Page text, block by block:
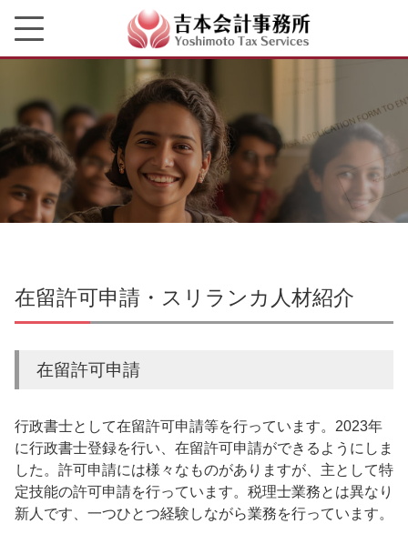
在留許可申請・スリランカ人材紹介
在留許可申請
行政書士として在留許可申請等を行っています。2023年
に行政書士登録を行い、在留許可申請ができるようにしま
した。許可申請には様々なものがありますが、主として特
定技能の許可申請を行っています。税理士業務とは異なり
新人です、一つひとつ経験しながら業務を行っています。